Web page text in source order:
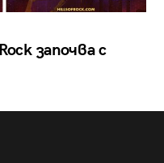
започва с